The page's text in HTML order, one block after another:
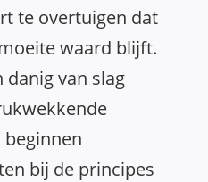
te overtuigen dat
waard blijft.
danig van slag
bij de principes